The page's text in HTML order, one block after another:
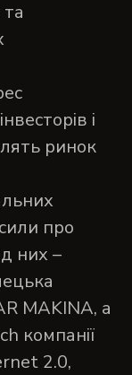
і
ринок
про
них –
MAKINA, а
компанії
2.0,